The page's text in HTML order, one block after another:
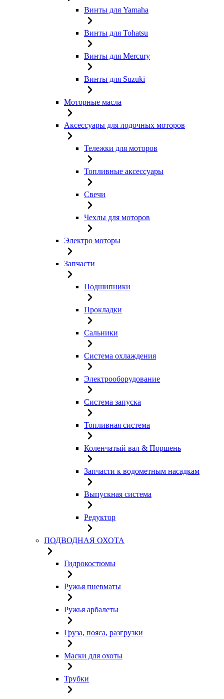
Винты для Yamaha
Винты для Tohatsu
Винты для Mercury
Винты для Suzuki
Моторные масла
Аксессуары для лодочных моторов
Тележки для моторов
Топливные аксессуары
Свечи
Чехлы для моторов
Электро моторы
Запчасти
Подшипники
Прокладки
Сальники
Система охлаждения
Электрооборудование
Система запуска
Топливная система
Коленчатый вал & Поршень
Запчасти к водометным насадкам
Выпускная система
Редуктор
ПОДВОДНАЯ ОХОТА
Гидрокостюмы
Ружья пневматы
Ружья арбалеты
Груза, пояса, разгрузки
Маски для охоты
Трубки